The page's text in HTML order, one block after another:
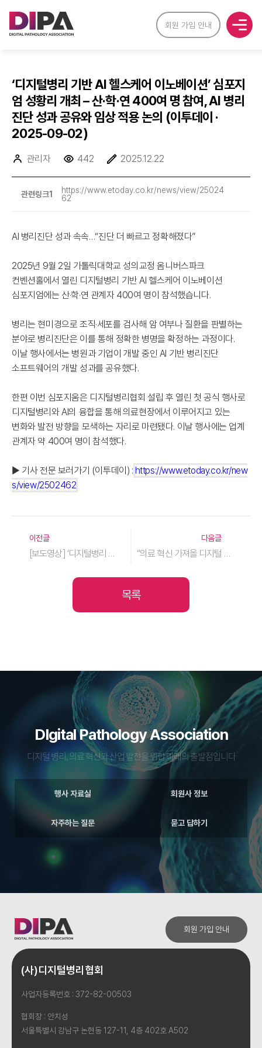
회원 가입 안내
‘디지털병리 기반 AI 헬스케어 이노베이션’ 심포지
엄 성황리 개최 – 산·학·연 400여 명 참여, AI 병리
진단 성과 공유와 임상 적용 논의 (이투데이 ·
2025-09-02)
관리자 442 2025.12.22
관련링크1
https://www.etoday.co.kr/news/view/25024
62
AI 병리진단 성과 속속…“진단 더 빠르고 정확해졌다”
2025년 9월 2일 가톨릭대학교 성의교정 옴니버스파크
컨벤션홀에서 열린 디지털병리 기반 AI 헬스케어 이노베이션
심포지엄에는 산·학·연 관계자 400여 명이 참석했습니다.
병리는 현미경으로 조직·세포를 검사해 암 여부나 질환을 판별하는
분야로 병리진단은 이를 통해 정확한 병명을 확정하는 과정이다.
이날 행사에서는 병원과 기업이 개발 중인 AI 기반 병리진단
소프트웨어의 개발 성과를 공유했다.
한편 이번 심포지움은 디지털병리협회 설립 후 열린 첫 공식 행사로
디지털병리와 AI의 융합을 통해 의료현장에서 이루어지고 있는
변화와 발전 방향을 모색하는 자리로 마련됐다. 이날 행사에는 업계
관계자 약 400여 명이 참석했다.
▶ 기사 전문 보러가기 (이투데이) : https://www.etoday.co.kr/new
s/view/2502462
이전글
[보도영상] ‘디지털병리 기반 AI 헬스케어 이노베이션’ 심포지엄 영상뉴스 – 진단 정확도 향상·정부 지원 필요성·AI 융합 효과 조명 (전자신문 etnews 2025-09-03)
다음글
“의료 혁신 가져올 디지털 병리, 개방 생태계 구축에 미래 달려” – 디지털병리協 심포지엄 (전자신문 2025-09-02)
목록
DIgital Pathology Association
디지털 병리, 의료 혁신과 산업 발전을 위한 미래의 출발점입니다
행사 자료실 회원사 정보
자주하는 질문 묻고 답하기
회원 가입 안내
(사)디지털병리협회
사업자등록번호 : 372-82-00503
협회장 : 안치성
서울특별시 강남구 논현동 127-11, 4층 402호 A502